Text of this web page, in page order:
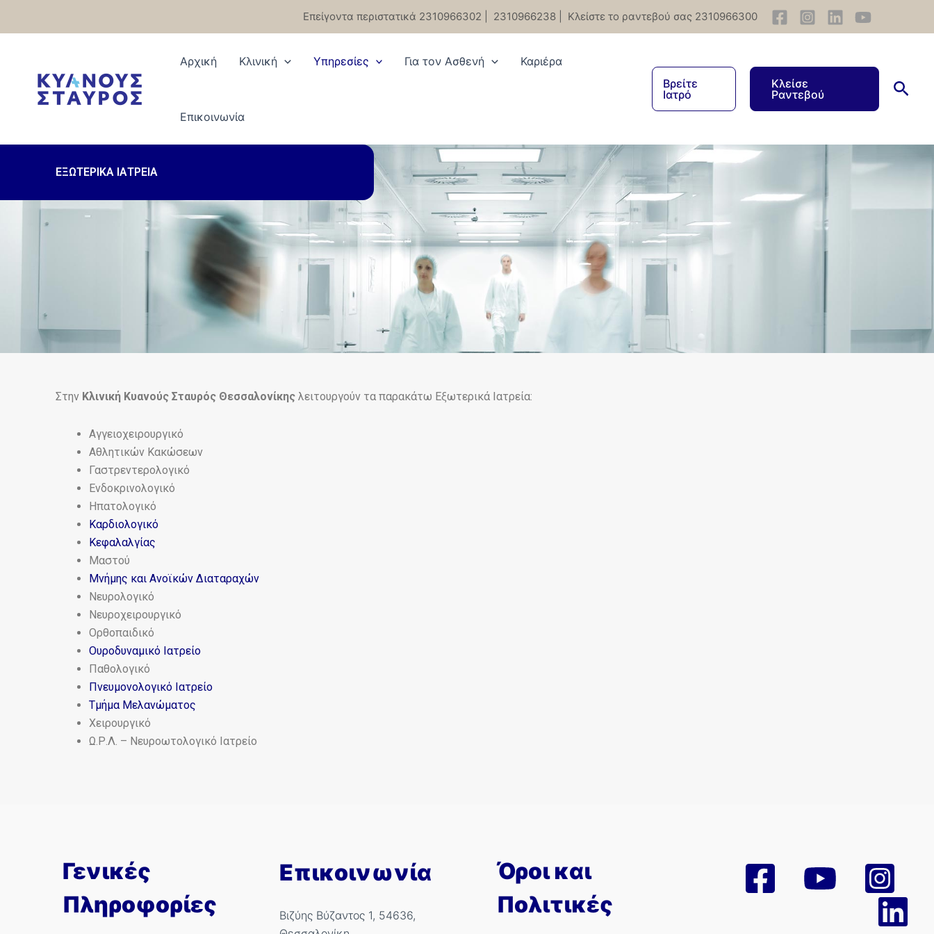
Επείγοντα περιστατικά 2310966302 2310966238 Κλείστε το ραντεβού σας 2310966300
Αρχική Κλινική Υπηρεσίες Για τον Ασθενή Καριέρα
Eπικοινωνία
Βρείτε
Ιατρό
Κλείσε
Ραντεβού
ΕΞΩΤΕΡΙΚΑ ΙΑΤΡΕΙΑ
Στην Κλινική Κυανούς Σταυρός Θεσσαλονίκης λειτουργούν τα παρακάτω Εξωτερικά Ιατρεία:
Αγγειοχειρουργικό
Αθλητικών Κακώσεων
Γαστρεντερολογικό
Ενδοκρινολογικό
Ηπατολογικό
Καρδιολογικό
Κεφαλαλγίας
Μαστού
Μνήμης και Ανοϊκών Διαταραχών
Νευρολογικό
Νευροχειρουργικό
Ορθοπαιδικό
Ουροδυναμικό Ιατρείο
Παθολογικό
Πνευμονολογικό Ιατρείο
Τμήμα Μελανώματος
Χειρουργικό
Ω.Ρ.Λ. – Νευροωτολογικό Ιατρείο
Γενικές
Πληροφορίες
Επικοινωνία
Βιζύης Βύζαντος 1, 54636,
Όροι και
Πολιτικές